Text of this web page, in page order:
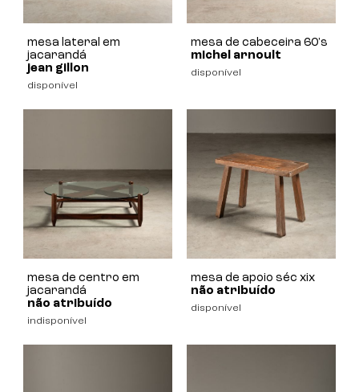
mesa lateral em
jacarandá
jean gillon
disponível
mesa de cabeceira 60's
michel arnoult
disponível
mesa de centro em
jacarandá
não atribuído
indisponível
mesa de apoio séc xix
não atribuído
disponível